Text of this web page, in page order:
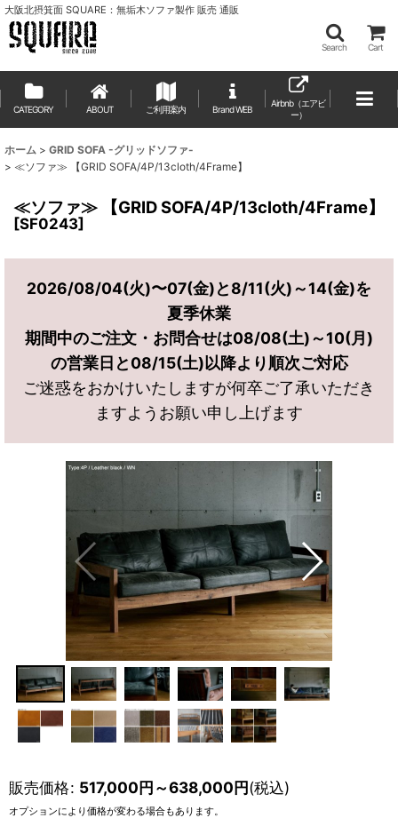
大阪北摂箕面 SQUARE：無垢木ソファ製作 販売 通販
Search Cart
CATEGORY ABOUT ご利用案内
Airbnb（エアビ
ー）
ホーム > GRID SOFA -グリッドソファ-
> ≪ソファ≫ 【GRID SOFA/4P/13cloth/4Frame】
≪ソファ≫ 【GRID SOFA/4P/13cloth/4Frame】
[SF0243]
2026/08/04(火)〜07(金)と8/11(火)～14(金)を
夏季休業
期間中のご注文・お問合せは08/08(土)～10(月)
の営業日と08/15(土)以降より順次ご対応
ご迷惑をおかけいたしますが何卒ご了承いただき
ますようお願い申し上げます
販売価格: 517,000円～638,000円(税込)
オプションにより価格が変わる場合もあります。